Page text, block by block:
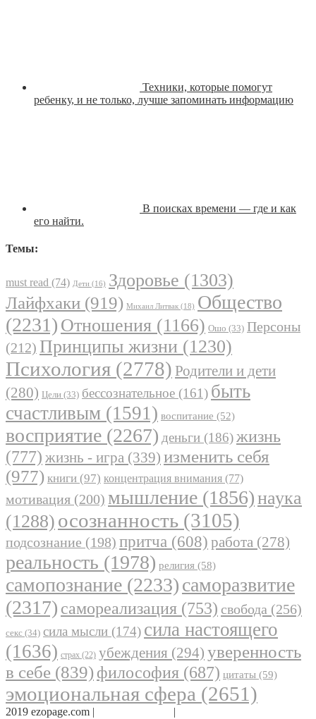
Техники, которые помогут
ребенку, и не только, лучше запоминать информацию
В поисках времени — где и как
его найти.
Темы:
must read (74) Дети (16) Здоровье (1303)
Лайфхаки (919) Михаил Литвак (18) Общество
(2231) Отношения (1166) Ошо (33) Персоны
(212) Принципы жизни (1230)
Психология (2778) Родители и дети
(280) Цели (33) бессознательное (161) быть
счастливым (1591) воспитание (52)
восприятие (2267) деньги (186)жизнь
(777) жизнь - игра (339) изменить себя
(977) книги (97) концентрация внимания (77)
мотивация (200) мышление (1856)наука
(1288) осознанность (3105)
подсознание (198) притча (608) работа (278)
реальность (1978) религия (58)
самопознание (2233)саморазвитие
(2317) самореализация (753) свобода (256)
секс (34) сила мысли (174) сила настоящего
(1636) страх (22) убеждения (294) уверенность
в себе (839) философия (687) цитаты (59)
эмоциональная сфера (2651)
2019 ezopage.com | |